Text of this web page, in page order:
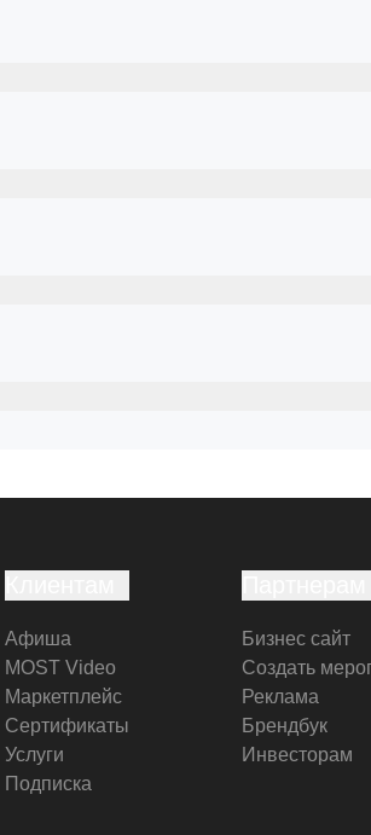
Афиша
MOST Video
Маркетплейс
Сертификаты
Услуги
Подписка
Бизнес сайт
Создать
Реклама
Брендбук
Инвесторам